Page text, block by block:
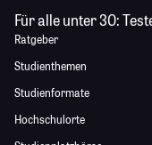
Für alle unter 30:
Ratgeber
Studienthemen
Studienformate
Hochschulorte